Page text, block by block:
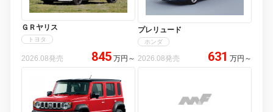
ＧＲヤリス
トヨタ
2026.08発売 845 万円 ～
プレリュード
ホンダ
2026.08発売 631 万円 ～